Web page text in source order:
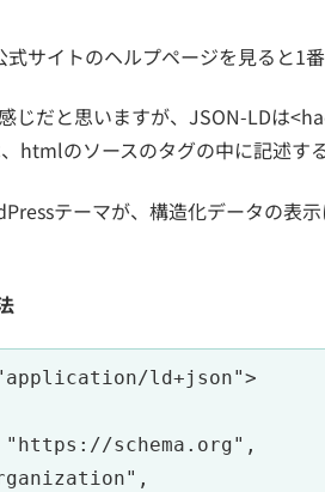
式サイトのヘルプページを見ると1
じだと思いますが、JSON-LDは
htmlのソースのタグの中に記述す
テーマが、構造化データの表
ld+json">
schema.org",